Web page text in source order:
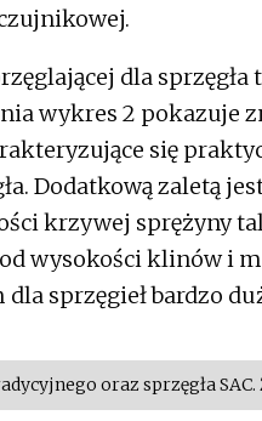
dla
wykres 2 pokazuje
się
Dodatkową zaletą
krzywej sprężyny
wysokości klinów i
sprzęgieł bardzo
oraz sprzęgła SAC.